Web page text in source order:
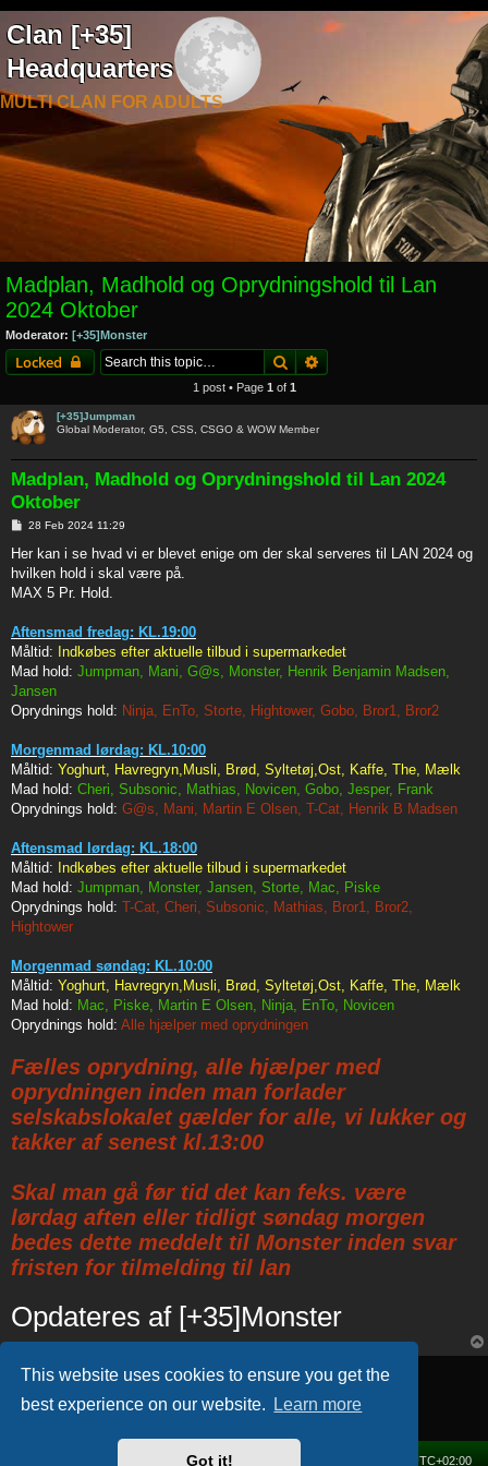
This website uses cookies to ensure you get the
best experience on our website.
Learn more
Got it!
Clan [+35]
Headquarters
MULTI CLAN FOR ADULTS
Madplan, Madhold og Oprydningshold til Lan
2024 Oktober
Moderator: [+35]Monster
Locked Search
1 post • Page 1 of 1
[+35]Jumpman
Global Moderator, G5, CSS, CSGO & WOW Member
Madplan, Madhold og Oprydningshold til Lan 2024
Oktober
P
s
28 Feb 2024 11:29
Her kan i se hvad vi er blevet enige om der skal serveres til LAN 2024 og
hvilken hold i skal være på.
MAX 5 Pr. Hold.
Aftensmad fredag: KL.19:00
Måltid: Indkøbes efter aktuelle tilbud i supermarkedet
Mad hold: Jumpman, Mani, G@s, Monster, Henrik Benjamin Madsen,
Jansen
Oprydnings hold: Ninja, EnTo, Storte, Hightower, Gobo, Bror1, Bror2
Morgenmad lørdag: KL.10:00
Måltid: Yoghurt, Havregryn,Musli, Brød, Syltetøj,Ost, Kaffe, The, Mælk
Mad hold: Cheri, Subsonic, Mathias, Novicen, Gobo, Jesper, Frank
Oprydnings hold: G@s, Mani, Martin E Olsen, T-Cat, Henrik B Madsen
Aftensmad lørdag: KL.18:00
Måltid: Indkøbes efter aktuelle tilbud i supermarkedet
Mad hold: Jumpman, Monster, Jansen, Storte, Mac, Piske
Oprydnings hold: T-Cat, Cheri, Subsonic, Mathias, Bror1, Bror2,
Hightower
Morgenmad søndag: KL.10:00
Måltid: Yoghurt, Havregryn,Musli, Brød, Syltetøj,Ost, Kaffe, The, Mælk
Mad hold: Mac, Piske, Martin E Olsen, Ninja, EnTo, Novicen
Oprydnings hold: Alle hjælper med oprydningen
Fælles oprydning, alle hjælper med
oprydningen inden man forlader
selskabslokalet gælder for alle, vi lukker og
takker af senest kl.13:00
Skal man gå før tid det kan feks. være
lørdag aften eller tidligt søndag morgen
bedes dette meddelt til Monster inden svar
fristen for tilmelding til lan
Opdateres af [+35]Monster
Locked
UTC+02:00